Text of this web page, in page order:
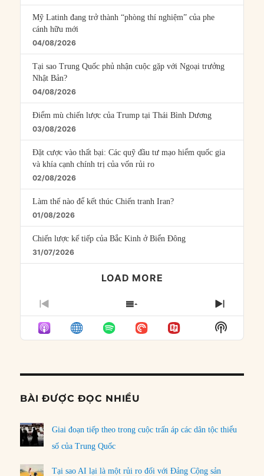
Mỹ Latinh đang trở thành “phòng thí nghiệm” của phe
cánh hữu mới
04/08/2026
Tại sao Trung Quốc phủ nhận cuộc gặp với Ngoại trưởng
Nhật Bản?
04/08/2026
Điểm mù chiến lược của Trump tại Thái Bình Dương
03/08/2026
Đặt cược vào thất bại: Các quỹ đầu tư mạo hiểm quốc gia
và khía cạnh chính trị của vốn rủi ro
02/08/2026
Làm thế nào để kết thúc Chiến tranh Iran?
01/08/2026
Chiến lược kế tiếp của Bắc Kinh ở Biển Đông
31/07/2026
LOAD MORE
PREVIOUS
EPISODE
SHOW
EPISODES
LIST
NEXT
Show
Podcast
BÀI ĐƯỢC ĐỌC NHIỀU
Giai đoạn tiếp theo trong cuộc trấn áp các dân tộc thiểu
số của Trung Quốc
Tại sao AI lại là một rủi ro đối với Đảng Cộng sản